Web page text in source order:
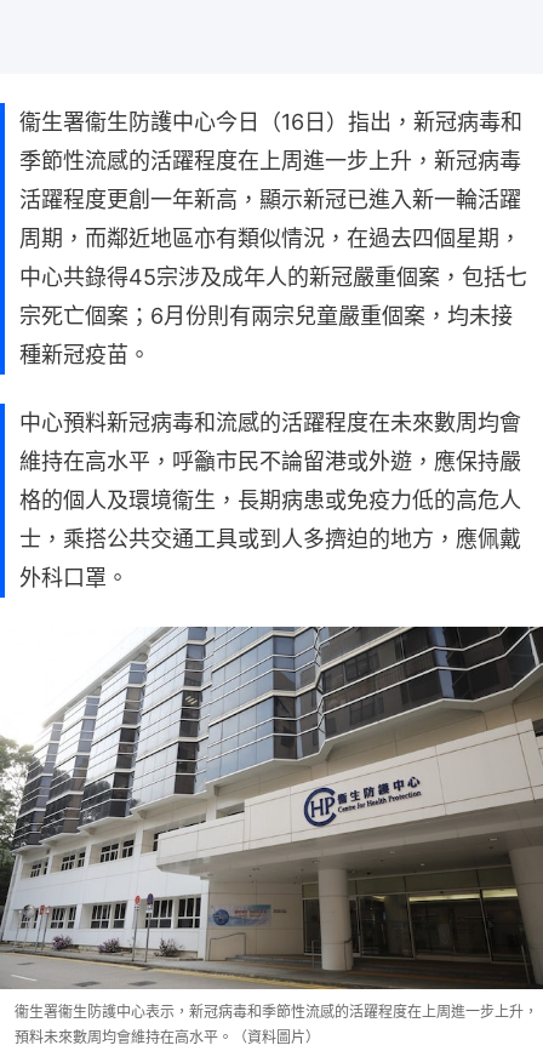
衞生署衞生防護中心今日（16日）指出，新冠病毒和
季節性流感的活躍程度在上周進一步上升，新冠病毒
活躍程度更創一年新高，顯示新冠已進入新一輪活躍
周期，而鄰近地區亦有類似情況，在過去四個星期，
中心共錄得45宗涉及成年人的新冠嚴重個案，包括七
宗死亡個案；6月份則有兩宗兒童嚴重個案，均未接
種新冠疫苗。
中心預料新冠病毒和流感的活躍程度在未來數周均會
維持在高水平，呼籲市民不論留港或外遊，應保持嚴
格的個人及環境衞生，長期病患或免疫力低的高危人
士，乘搭公共交通工具或到人多擠迫的地方，應佩戴
外科口罩。
衞生署衞生防護中心表示，新冠病毒和季節性流感的活躍程度在上周進一步上升，
預料未來數周均會維持在高水平。（資料圖片）